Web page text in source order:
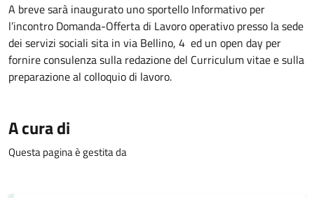
A breve sarà inaugurato uno sportello Informativo per
l’incontro Domanda-Offerta di Lavoro operativo presso la sede
dei servizi sociali sita in via Bellino, 4 ed un open day per
fornire consulenza sulla redazione del Curriculum vitae e sulla
preparazione al colloquio di lavoro.
A cura di
Questa pagina è gestita da